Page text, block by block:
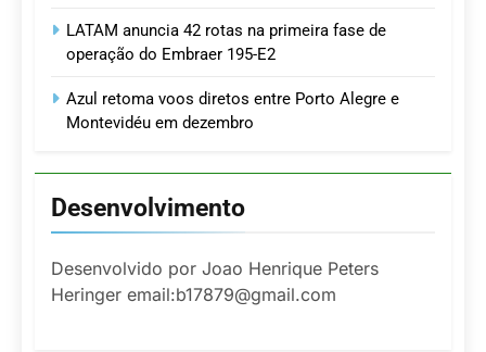
LATAM anuncia 42 rotas na primeira fase de
operação do Embraer 195-E2
Azul retoma voos diretos entre Porto Alegre e
Montevidéu em dezembro
Desenvolvimento
Desenvolvido por Joao Henrique Peters
Heringer email:b17879@gmail.com